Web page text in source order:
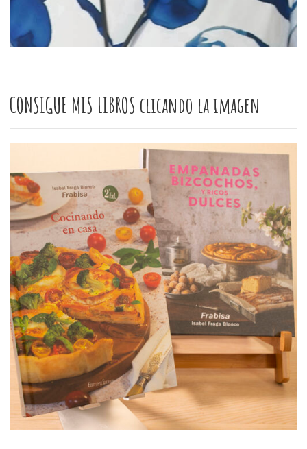
CONSIGUE MIS LIBROS clicando la imagen